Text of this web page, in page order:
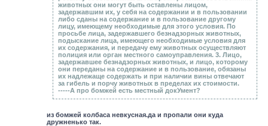
животных они могут быть оставлены лицом,
задержавшим их, у себя на содержании и в пользовании
либо сданы на содержание и в пользование другому
лицу, имеющему необходимые для этого условия. По
просьбе лица, задержавшего безнадзорных животных,
подыскание лица, имеющего необходимые условия для
их содержания, и передачу ему животных осуществляют
полиция или орган местного самоуправления. 3. Лицо,
задержавшее безнадзорных животных, и лицо, которому
они переданы на содержание и в пользование, обязаны
их надлежаще содержать и при наличии вины отвечают
за гибель и порчу животных в пределах их стоимости.
-----А про бомжей есть местный докУмент?
из бомжей колбаса невкусная.да и пропали они куда
дружненько так.